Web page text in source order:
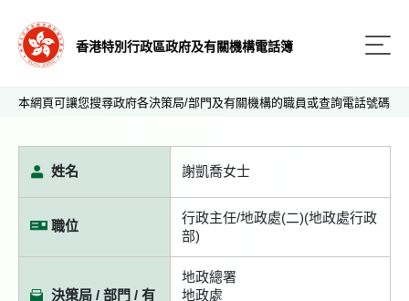
香港特別行政區政府及有關機構電話簿
本網頁可讓您搜尋政府各決策局/部門及有關機構的職員或查詢電話號碼
姓名 謝凱喬女士
職位
行政主任/地政處(二)(地政處行政
部)
決策局 / 部門 / 有
地政總署
地政處